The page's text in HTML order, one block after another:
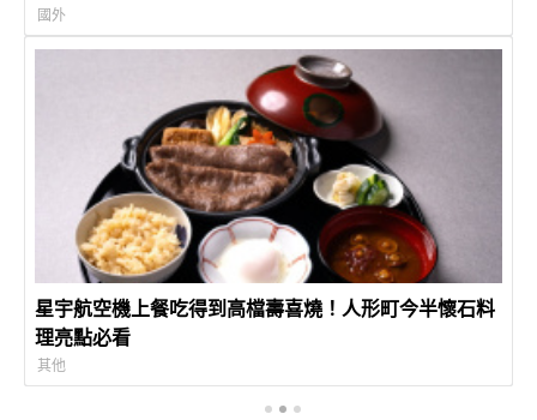
國外
星宇航空機上餐吃得到高檔壽喜燒！人形町今半懷石料
理亮點必看
其他